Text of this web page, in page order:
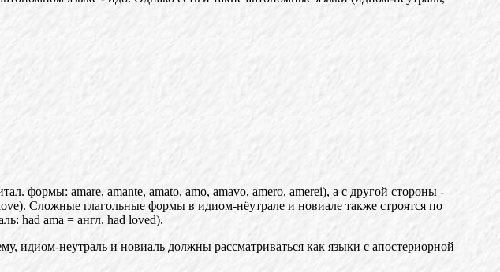
формы: amare, amante, amato, amo, amavo, amero, amerei), а с другой стороны -
Сложные глагольные формы в идиом-нёутрале и новиале также строятся по
had ama = англ. had loved).
идиом-неутраль и новиаль должны рассматриваться как языки с апостериорной